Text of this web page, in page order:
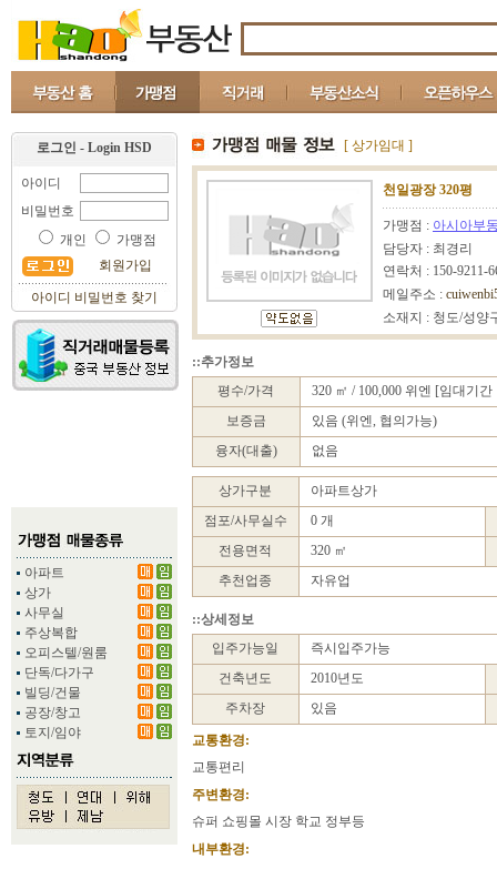
로그인 - Login HSD
아이디
비밀번호
개인
가맹점
회원가입
아이디 비밀번호 찾기
아파트
상가
사무실
주상복합
오피스텔/원룸
단독/다가구
빌딩/건물
공장/창고
토지/임야
[ 상가임대 ]
천일광장 320평
가맹점 : 아시아부
담당자 : 최경리
연락처 : 150-9211-
메일주소 :
소재지 : 청도/성양
::추가정보
평수/가격
320 ㎡ / 100,000 위엔 [임대기간
보증금
있음 (위엔, 협의가능)
융자(대출)
없음
상가구분
아파트상가
점포/사무실수
0 개
전용면적
320 ㎡
추천업종
자유업
::상세정보
입주가능일
즉시입주가능
건축년도
2010년도
주차장
있음
교통환경:
교통편리
주변환경:
슈퍼 쇼핑몰 시장 학교 정부등
내부환경: